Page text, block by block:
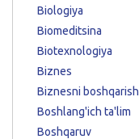
Biologiya
Biomeditsina
Biotexnologiya
Biznes
Biznesni boshqarish
Boshlang'ich ta'lim
Boshqaruv